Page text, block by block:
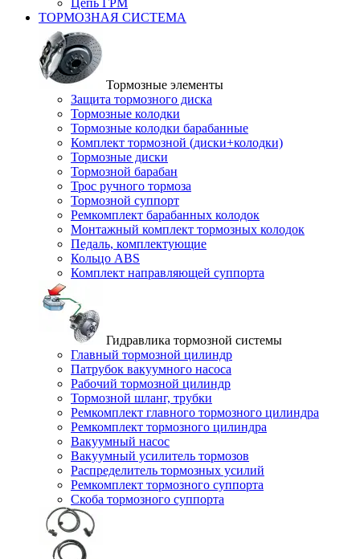
Цепь ГРМ
ТОРМОЗНАЯ СИСТЕМА
Тормозные элементы
Защита тормозного диска
Тормозные колодки
Тормозные колодки барабанные
Комплект тормозной (диски+колодки)
Тормозные диски
Тормозной барабан
Трос ручного тормоза
Тормозной суппорт
Ремкомплект барабанных колодок
Монтажный комплект тормозных колодок
Педаль, комплектующие
Кольцо ABS
Комплект направляющей суппорта
Гидравлика тормозной системы
Главный тормозной цилиндр
Патрубок вакуумного насоса
Рабочий тормозной цилиндр
Тормозной шланг, трубки
Ремкомплект главного тормозного цилиндра
Ремкомплект тормозного цилиндра
Вакуумный насос
Вакуумный усилитель тормозов
Распределитель тормозных усилий
Ремкомплект тормозного суппорта
Скоба тормозного суппорта